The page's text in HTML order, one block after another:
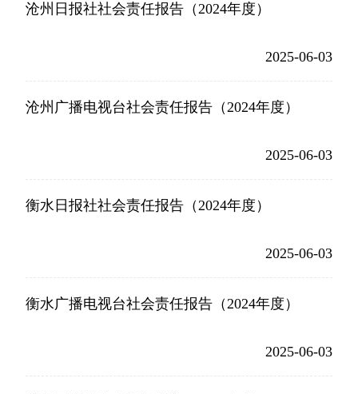
沧州日报社社会责任报告（2024年度）
2025-06-03
沧州广播电视台社会责任报告（2024年度）
2025-06-03
衡水日报社社会责任报告（2024年度）
2025-06-03
衡水广播电视台社会责任报告（2024年度）
2025-06-03